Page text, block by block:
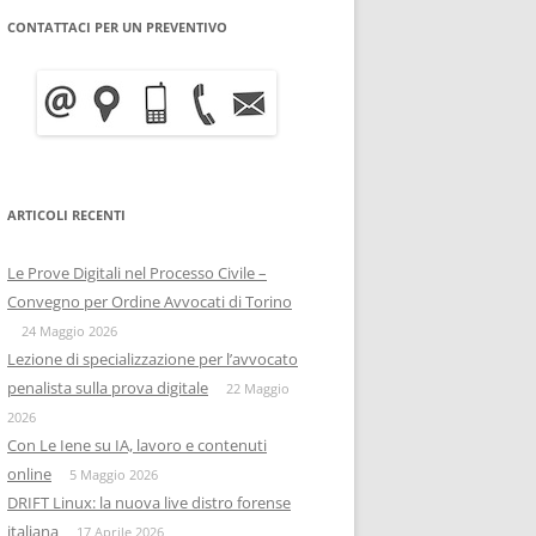
SU TELEGRAM
WRITE BLOCKER: COME
QUANTO COSTA
INFORMATICA GIURIDICA
DATA BREACH
DIGITAL FORENSICS
DISTRIBUZIONE FORENSE
BITCOIN FORENSICS E
BLOCKCHAIN
ONIF
OSINTITALIA
CONTATTACI PER UN PREVENTIVO
ARTICOLI RECENTI
Le Prove Digitali nel Processo Civile –
Convegno per Ordine Avvocati di Torino
24 Maggio 2026
Lezione di specializzazione per l’avvocato
penalista sulla prova digitale
22 Maggio
2026
Con Le Iene su IA, lavoro e contenuti
online
5 Maggio 2026
DRIFT Linux: la nuova live distro forense
italiana
17 Aprile 2026